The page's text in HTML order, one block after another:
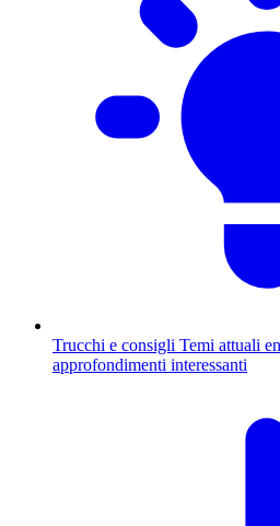
Trucchi e consigli Temi attuali
approfondimenti interessanti